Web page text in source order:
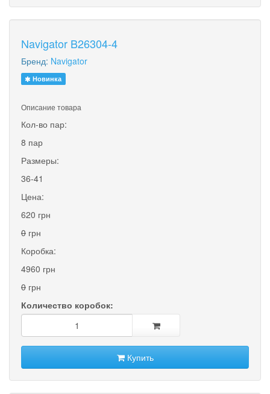
Navigator B26304-4
Бренд: Navigator
Новинка
Описание товара
Кол-во пар:
8 пар
Размеры:
36-41
Цена:
620 грн
0 грн
Коробка:
4960 грн
0 грн
Количество коробок:
Купить